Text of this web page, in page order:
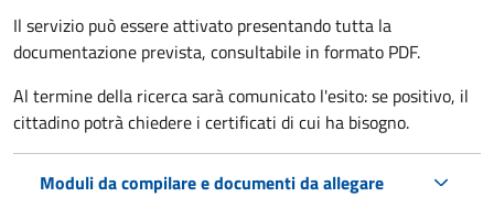
Il servizio può essere attivato presentando tutta la
documentazione prevista, consultabile in formato PDF.
Al termine della ricerca sarà comunicato l'esito: se positivo, il
cittadino potrà chiedere i certificati di cui ha bisogno.
Moduli da compilare e documenti da allegare